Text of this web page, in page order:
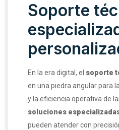
Soporte
En la era digital, el soporte
en una piedra angular para
y la eficiencia operativa de
soluciones
pueden atender con